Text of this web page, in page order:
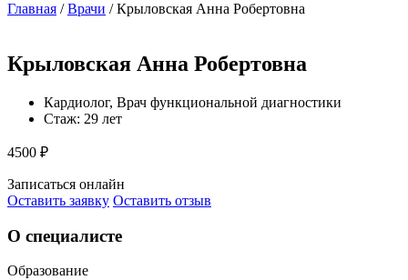
Главная /Врачи /Крыловская Анна Робертовна
Крыловская Анна Робертовна
Кардиолог, Врач функциональной диагностики
Стаж: 29 лет
4500 ₽
Записаться онлайн
Оставить заявку Оставить отзыв
О специалисте
Образование